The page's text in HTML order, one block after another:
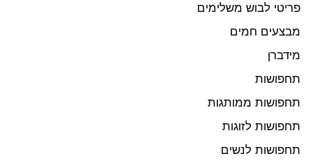
פריטי לבוש משלימים
מבצעים חמים
מידברן
תחפושות
תחפושות ממותגות
תחפושות לזוגות
תחפושות לנשים